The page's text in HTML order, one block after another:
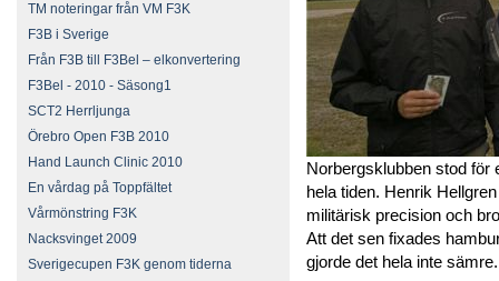
TM noteringar från VM F3K
F3B i Sverige
Från F3B till F3Bel – elkonvertering
F3Bel - 2010 - Säsong1
SCT2 Herrljunga
Örebro Open F3B 2010
Hand Launch Clinic 2010
En vårdag på Toppfältet
Vårmönstring F3K
Nacksvinget 2009
Sverigecupen F3K genom tiderna
Norbergsklubben stod för
hela tiden. Henrik
militärisk precision och
Att det sen fixades
gjorde det hela inte sämre.